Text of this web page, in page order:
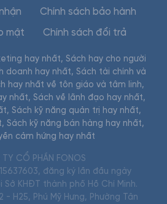
Chính sách bảo hành
mật
Chính sách đổi trả
hay nhất, Sách hay cho người
doanh hay nhất, Sách tài chính và
hay nhất về tôn giáo và tâm linh,
nhất, Sách về lãnh đạo hay nhất,
, Sách kỹ năng quản trị hay nhất,
, Sách kỹ năng bán hàng hay nhất,
cảm hứng hay nhất
CỔ PHẦN FONOS
đăng ký lần đầu ngày
KHĐT thành phố Hồ Chí Minh.
- H25, Phú Mỹ Hưng, Phường Tân